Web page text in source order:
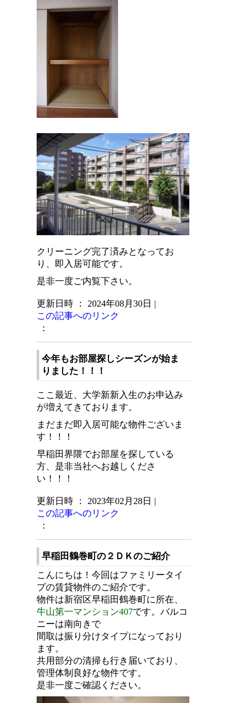
クリーニング完了済みとなってお
り、即入居可能です。
是非一度ご内覧下さい。
更新日時 ： 2024年08月30日 |
この記事へのリンク
：
今年もお部屋探しシーズンが始ま
りました！！！
ここ最近、大学新新入生のお申込み
が増えてきております。
まだまだ即入居可能な物件ございま
す！！！
早稲田界隈でお部屋を探している
方、是非当社へお越しくださ
い！！！
更新日時 ： 2023年02月28日 |
この記事へのリンク
：
早稲田鶴巻町の２ＤＫのご紹介
こんにちは！今回はファミリータイ
プの賃貸物件のご紹介です。
物件は新宿区早稲田鶴巻町に所在、
牛山第一マンション407です。バルコ
ニーは南向きで
間取は振り分けタイプになっており
ます。
共用部分の清掃も行き届いており、
管理体制良好な物件です。
是非一度ご確認ください。